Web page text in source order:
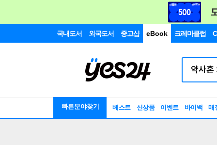
국내도서 외국도서 중고샵 eBook 크레마클럽
빠른분야찾기 베스트 신상품 이벤트 바이백 매